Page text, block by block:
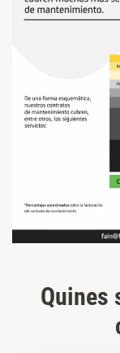
Quines